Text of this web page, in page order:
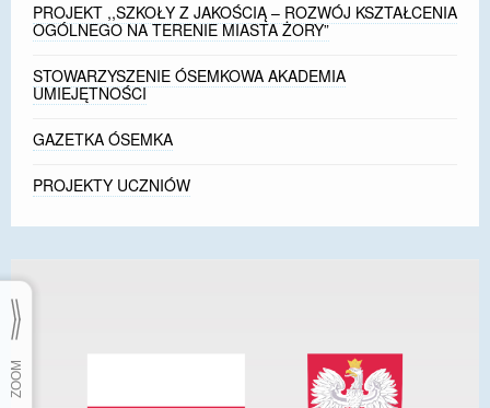
PROJEKT ,,SZKOŁY Z JAKOŚCIĄ – ROZWÓJ KSZTAŁCENIA
OGÓLNEGO NA TERENIE MIASTA ŻORY”
STOWARZYSZENIE ÓSEMKOWA AKADEMIA
UMIEJĘTNOŚCI
GAZETKA ÓSEMKA
PROJEKTY UCZNIÓW